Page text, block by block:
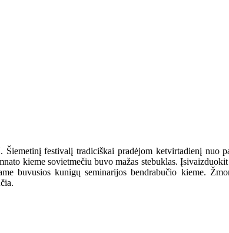
festivalį tradiciškai pradėjom ketvirtadienį nuo
kieme sovietmečiu buvo mažas stebuklas.
buvusios kunigų seminarijos bendrabučio kieme.